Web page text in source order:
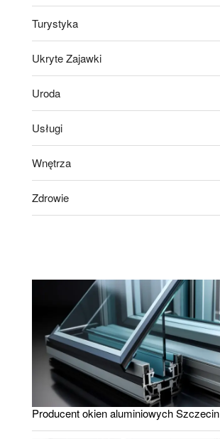
Turystyka
Ukryte Zajawki
Uroda
Usługi
Wnętrza
Zdrowie
Producent okien aluminiowych Szczecin